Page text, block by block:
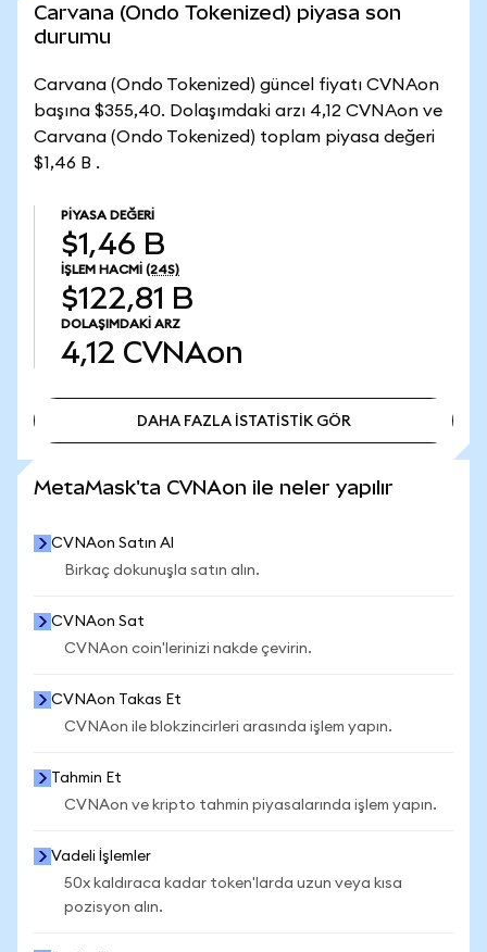
Carvana (Ondo Tokenized) piyasa son
durumu
Carvana (Ondo Tokenized) güncel fiyatı CVNAon
başına $355,40. Dolaşımdaki arzı 4,12 CVNAon ve
Carvana (Ondo Tokenized) toplam piyasa değeri
$1,46 B .
PIYASA DEĞERI
$1,46 B
İŞLEM HACMI (24S)
$122,81 B
DOLAŞIMDAKI ARZ
4,12 CVNAon
DAHA FAZLA İSTATİSTİK GÖR
MetaMask'ta CVNAon ile neler yapılır
CVNAon Satın Al
Birkaç dokunuşla satın alın.
CVNAon Sat
CVNAon coin'lerinizi nakde çevirin.
CVNAon Takas Et
CVNAon ile blokzincirleri arasında işlem yapın.
Tahmin Et
CVNAon ve kripto tahmin piyasalarında işlem yapın.
Vadeli İşlemler
50x kaldıraca kadar token'larda uzun veya kısa
pozisyon alın.